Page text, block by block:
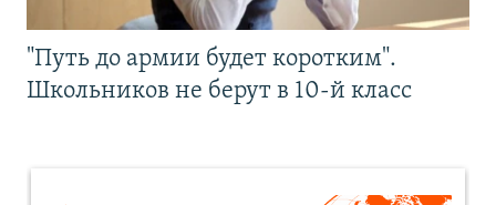
"Путь до армии будет коротким".
Школьников не берут в 10-й класс